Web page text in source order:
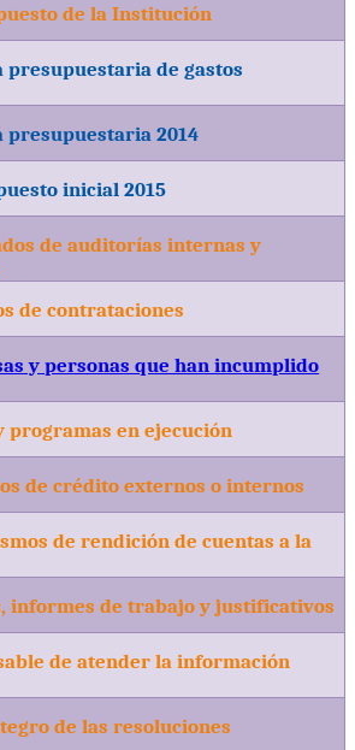
de la Institución
de gastos
2014
inicial 2015
de auditorías internas y
de contrataciones
y personas que han incumplido
programas en ejecución
de crédito externos o internos
de rendición de cuentas a la
informes de trabajo y justificativos
de atender la información
de las resoluciones